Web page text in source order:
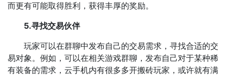
而更有可能取得胜利，获得丰厚的奖励。
5.寻找交易伙伴
玩家可以在群聊中发布自己的交易需求，寻找合适的交
易对象。例如，可以在相关游戏群聊，发布自己对于某种稀
有装备的需求，云手机内有很多多开搬砖玩家，或许就有满